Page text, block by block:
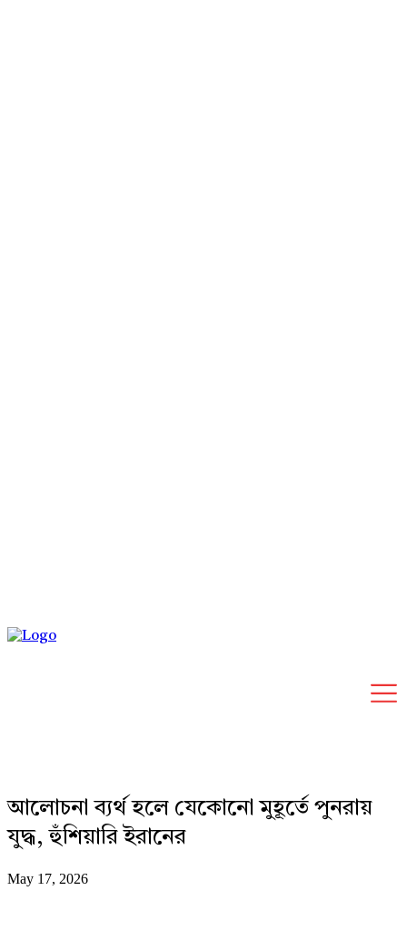
আলোচনা ব্যর্থ হলে যেকোনো মুহূর্তে পুনরায়
যুদ্ধ, হুঁশিয়ারি ইরানের
May 17, 2026